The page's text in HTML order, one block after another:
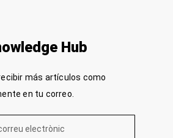
Hub
más artículos como
en tu correo.